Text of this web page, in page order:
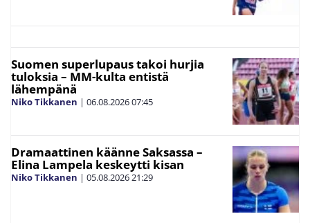
Suomen superlupaus takoi hurjia
tuloksia – MM-kulta entistä
lähempänä
Niko Tikkanen | 06.08.202607:45
Dramaattinen käänne Saksassa –
Elina Lampela keskeytti kisan
Niko Tikkanen | 05.08.202621:29